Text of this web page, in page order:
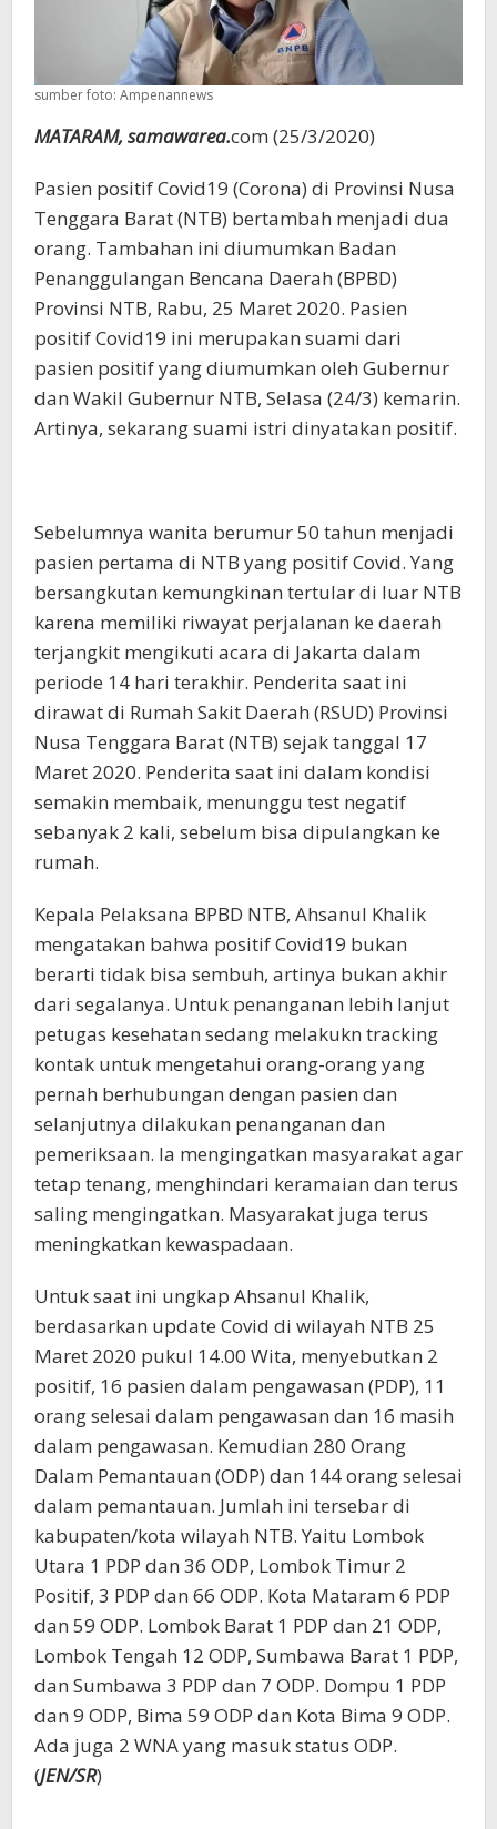
sumber foto: Ampenannews
MATARAM, samawarea.com (25/3/2020)
Pasien positif Covid19 (Corona) di Provinsi Nusa
Tenggara Barat (NTB) bertambah menjadi dua
orang. Tambahan ini diumumkan Badan
Penanggulangan Bencana Daerah (BPBD)
Provinsi NTB, Rabu, 25 Maret 2020. Pasien
positif Covid19 ini merupakan suami dari
pasien positif yang diumumkan oleh Gubernur
dan Wakil Gubernur NTB, Selasa (24/3) kemarin.
Artinya, sekarang suami istri dinyatakan positif.
Sebelumnya wanita berumur 50 tahun menjadi
pasien pertama di NTB yang positif Covid. Yang
bersangkutan kemungkinan tertular di luar NTB
karena memiliki riwayat perjalanan ke daerah
terjangkit mengikuti acara di Jakarta dalam
periode 14 hari terakhir. Penderita saat ini
dirawat di Rumah Sakit Daerah (RSUD) Provinsi
Nusa Tenggara Barat (NTB) sejak tanggal 17
Maret 2020. Penderita saat ini dalam kondisi
semakin membaik, menunggu test negatif
sebanyak 2 kali, sebelum bisa dipulangkan ke
rumah.
Kepala Pelaksana BPBD NTB, Ahsanul Khalik
mengatakan bahwa positif Covid19 bukan
berarti tidak bisa sembuh, artinya bukan akhir
dari segalanya. Untuk penanganan lebih lanjut
petugas kesehatan sedang melakukn tracking
kontak untuk mengetahui orang-orang yang
pernah berhubungan dengan pasien dan
selanjutnya dilakukan penanganan dan
pemeriksaan. Ia mengingatkan masyarakat agar
tetap tenang, menghindari keramaian dan terus
saling mengingatkan. Masyarakat juga terus
meningkatkan kewaspadaan.
Untuk saat ini ungkap Ahsanul Khalik,
berdasarkan update Covid di wilayah NTB 25
Maret 2020 pukul 14.00 Wita, menyebutkan 2
positif, 16 pasien dalam pengawasan (PDP), 11
orang selesai dalam pengawasan dan 16 masih
dalam pengawasan. Kemudian 280 Orang
Dalam Pemantauan (ODP) dan 144 orang selesai
dalam pemantauan. Jumlah ini tersebar di
kabupaten/kota wilayah NTB. Yaitu Lombok
Utara 1 PDP dan 36 ODP, Lombok Timur 2
Positif, 3 PDP dan 66 ODP. Kota Mataram 6 PDP
dan 59 ODP. Lombok Barat 1 PDP dan 21 ODP,
Lombok Tengah 12 ODP, Sumbawa Barat 1 PDP,
dan Sumbawa 3 PDP dan 7 ODP. Dompu 1 PDP
dan 9 ODP, Bima 59 ODP dan Kota Bima 9 ODP.
Ada juga 2 WNA yang masuk status ODP.
(JEN/SR)